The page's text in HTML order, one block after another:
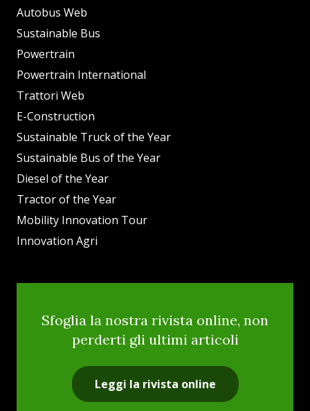
Autobus Web
Sustainable Bus
Powertrain
Powertrain International
Trattori Web
E-Construction
Sustainable Truck of the Year
Sustainable Bus of the Year
Diesel of the Year
Tractor of the Year
Mobility Innovation Tour
Innovation Agri
Sfoglia la nostra rivista online, non
perderti gli ultimi articoli
Leggi la rivista online